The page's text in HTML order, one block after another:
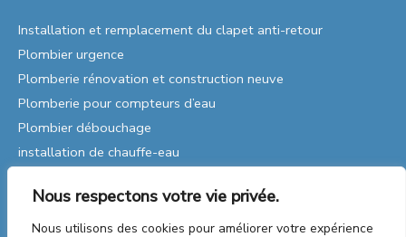
Nous respectons votre vie privée.
Nous utilisons des cookies pour améliorer votre expérience
Installation et remplacement du clapet anti-retour
Plombier urgence
Plomberie rénovation et construction neuve
Plomberie pour compteurs d’eau
Plombier débouchage
installation de chauffe-eau
Réparations de plomberie
Plomberie Industrielle